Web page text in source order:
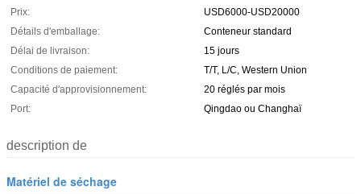
Prix:
USD6000-USD20000
Détails d'emballage:
Conteneur standard
Délai de livraison:
15 jours
Conditions de paiement:
T/T, L/C, Western Union
Capacité d'approvisionnement:
20 réglés par mois
Port:
Qingdao ou Changhaï
description de
Matériel de séchage